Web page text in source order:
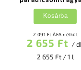
2 091 Ft ÁFA nélkül
2 655 Ft /
2 655 Ft / 1 l
Kosárba